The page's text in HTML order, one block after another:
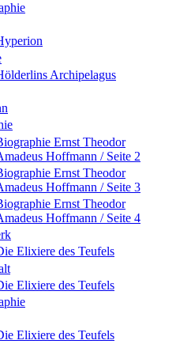
Archipelagus
Ernst Theodor
Hoffmann / Seite 2
Ernst Theodor
Hoffmann / Seite 3
Ernst Theodor
Hoffmann / Seite 4
Elixiere des Teufels
Elixiere des Teufels
Elixiere des Teufels